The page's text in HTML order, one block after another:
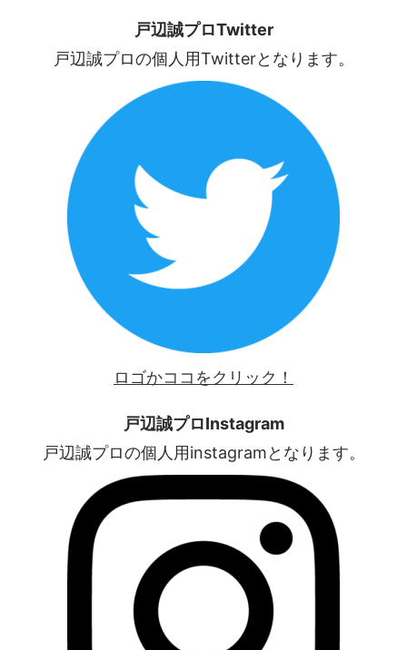
戸辺誠プロTwitter
戸辺誠プロの個人用Twitterとなります。
ロゴかココをクリック！
戸辺誠プロInstagram
戸辺誠プロの個人用instagramとなります。